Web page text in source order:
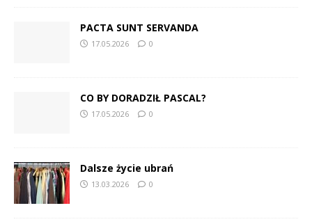
PACTA SUNT SERVANDA
17.05.2026 0
CO BY DORADZIŁ PASCAL?
17.05.2026 0
Dalsze życie ubrań
13.03.2026 0